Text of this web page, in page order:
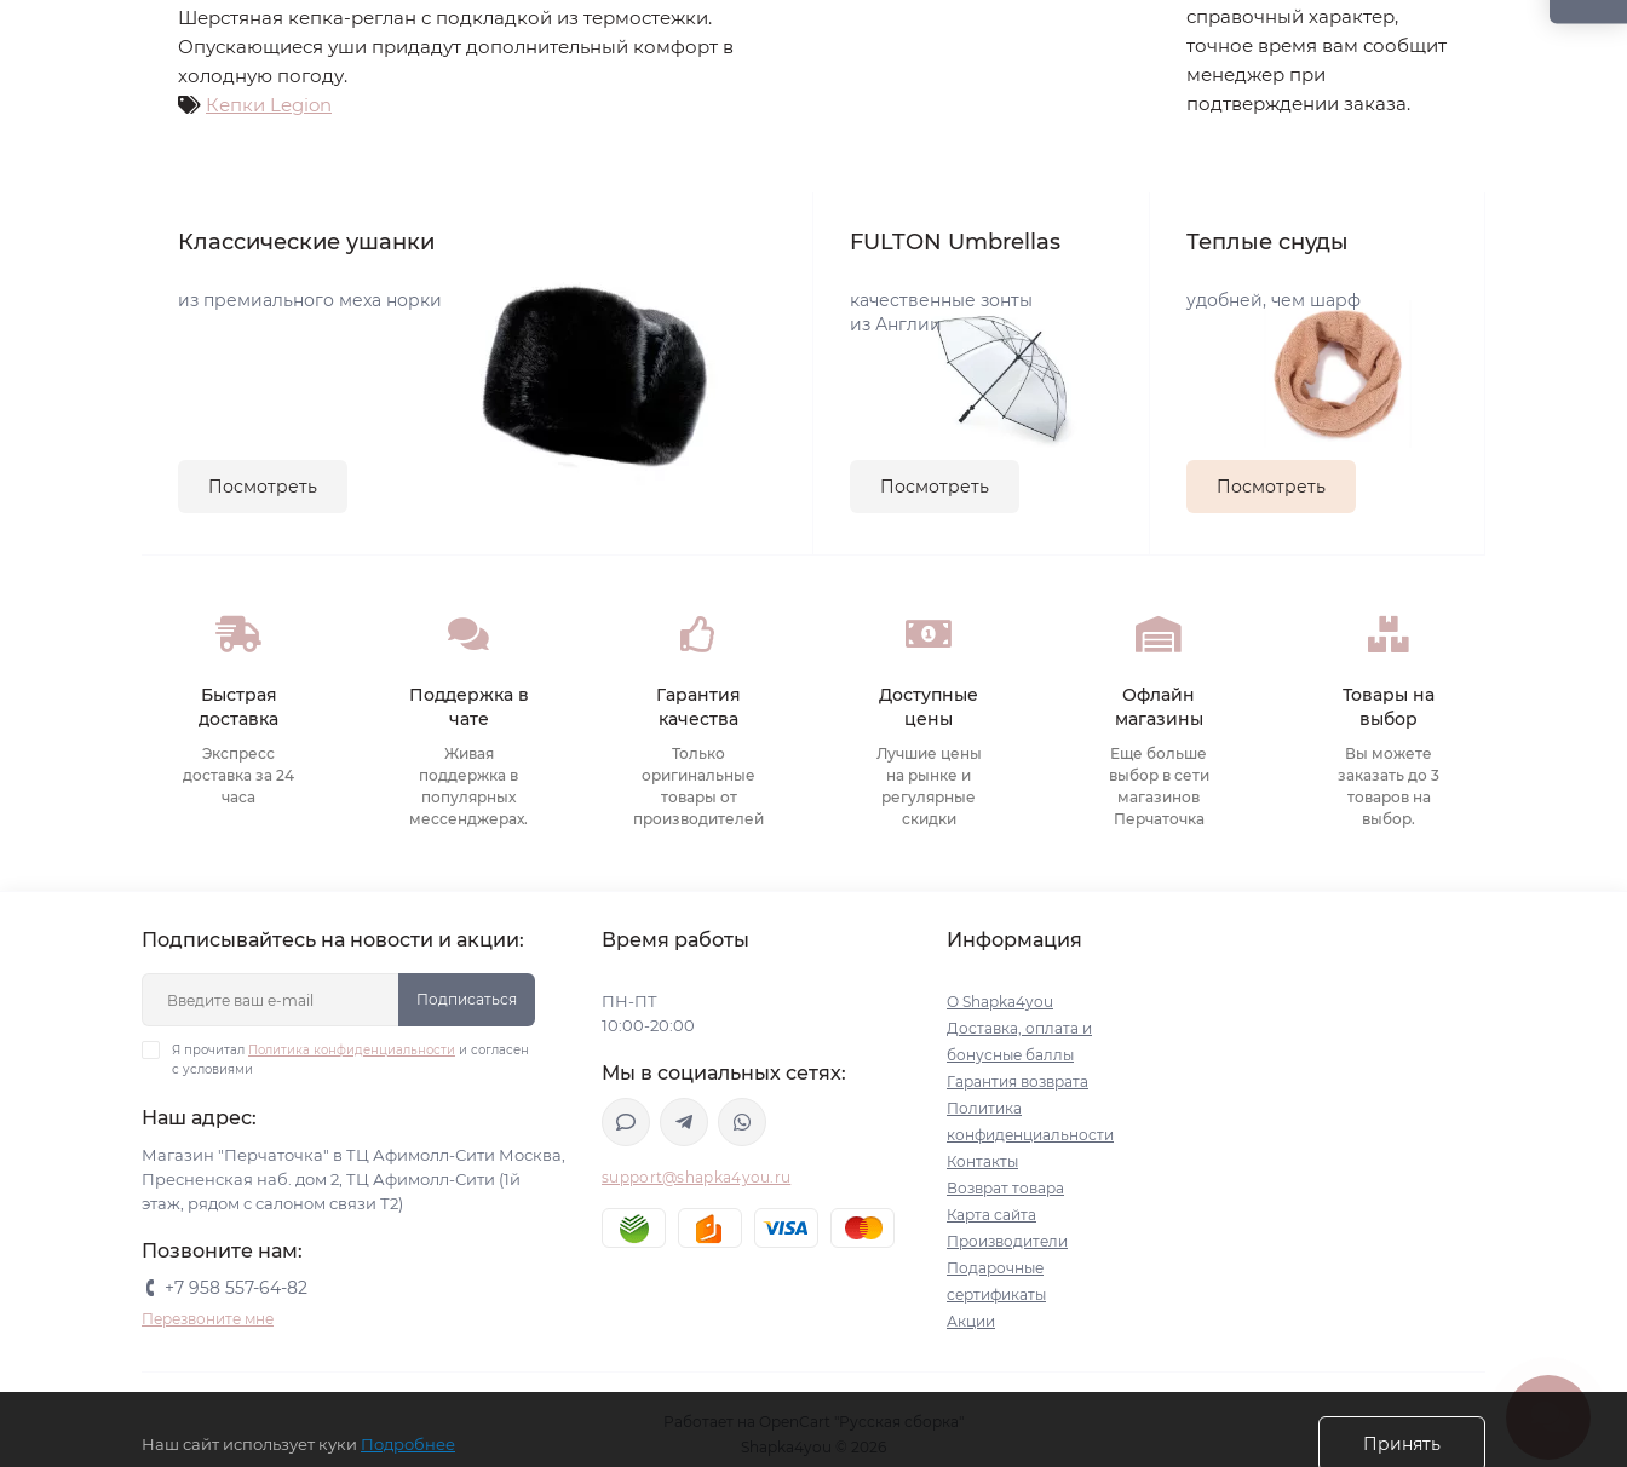
Шерстяная кепка-реглан с подкладкой из термостежки.
Опускающиеся уши придадут дополнительный комфорт в
холодную погоду.
Кепки Legion
справочный характер,
точное время вам сообщит
менеджер при
подтверждении заказа.
Классические ушанки
из премиального меха норки
Посмотреть
FULTON Umbrellas
качественные зонты
из Англии
Посмотреть
Теплые снуды
удобней, чем шарф
Посмотреть
Быстрая
доставка
Экспресс
доставка за 24
часа
Поддержка в
чате
Живая
поддержка в
популярных
мессенджерах.
Гарантия
качества
Только
оригинальные
товары от
производителей
Доступные
цены
Лучшие цены
на рынке и
регулярные
скидки
Офлайн
магазины
Еще больше
выбор в сети
магазинов
Перчаточка
Товары на
выбор
Вы можете
заказать до 3
товаров на
выбор.
Подписывайтесь на новости и акции:
Подписаться
Я прочитал Политика конфиденциальности и согласен
с условиями
Наш адрес:
Магазин "Перчаточка" в ТЦ Афимолл-Сити Москва,
Пресненская наб. дом 2, ТЦ Афимолл-Сити (1й
этаж, рядом с салоном связи Т2)
Позвоните нам:
+7 958 557-64-82
Перезвоните мне
Время работы
ПН-ПТ
10:00-20:00
Мы в социальных сетях:
support@shapka4you.ru
Информация
О Shapka4you
Доставка, оплата и
бонусные баллы
Гарантия возврата
Политика
конфиденциальности
Контакты
Возврат товара
Карта сайта
Производители
Подарочные
сертификаты
Акции
Наш сайт использует куки Подробнее Принять